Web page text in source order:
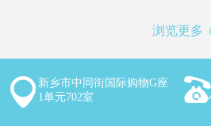
浏览更多
新乡市中同街国际购物G座
1单元702室